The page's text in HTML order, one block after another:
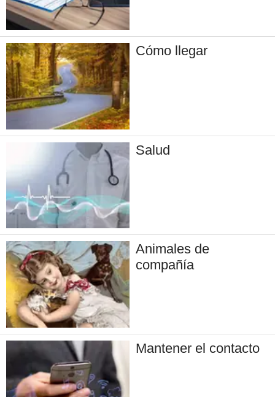
Cómo llegar
Salud
Animales de
compañía
Mantener el contacto